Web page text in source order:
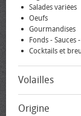
Salades variées
Oeufs
Gourmandises
Fonds - Sauces
Cocktails et
Volailles
Origine